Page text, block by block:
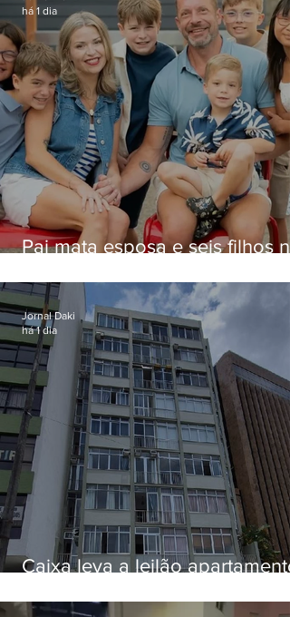
Pai mata esposa e seis filhos
há 1 dia
Caixa leva a leilão apartamento
Botafogo
Jornal Daki
há 1 dia